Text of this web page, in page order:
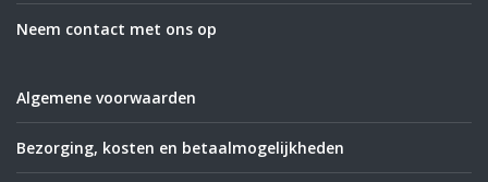
Neem contact met ons op
Algemene voorwaarden
Bezorging, kosten en betaalmogelijkheden